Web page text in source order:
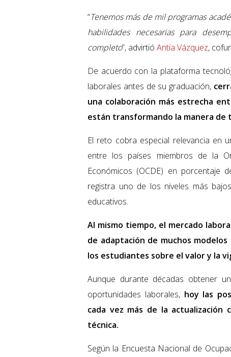
“Tenemos más de mil programas
habilidades necesarias para
completo”, advirtió Antía Vázquez,
De acuerdo con la plataforma
laborales antes de su graduación,
una colaboración más estrecha
están transformando la manera de
El reto cobra especial relevancia en
entre los países miembros de la
Económicos (OCDE) en porcentaje
registra uno de los niveles más
educativos.
Al mismo tiempo, el mercado
de adaptación de muchos
los estudiantes sobre el valor y la
Aunque durante décadas obtener
oportunidades laborales, hoy las
cada vez más de la actualización
técnica.
Según la Encuesta Nacional de